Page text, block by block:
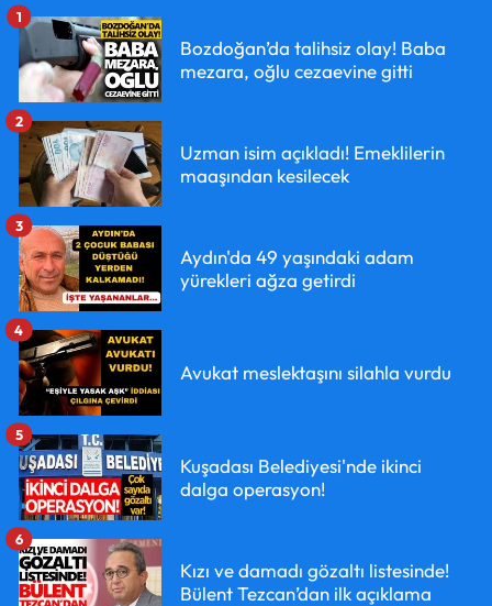
Bozdoğan’da talihsiz olay! Baba
mezara, oğlu cezaevine gitti
1
Uzman isim açıkladı! Emeklilerin
maaşından kesilecek
2
Aydın'da 49 yaşındaki adam
yürekleri ağza getirdi
3
Avukat meslektaşını silahla vurdu
4
Kuşadası Belediyesi'nde ikinci
dalga operasyon!
5
Kızı ve damadı gözaltı listesinde!
Bülent Tezcan’dan ilk açıklama
6